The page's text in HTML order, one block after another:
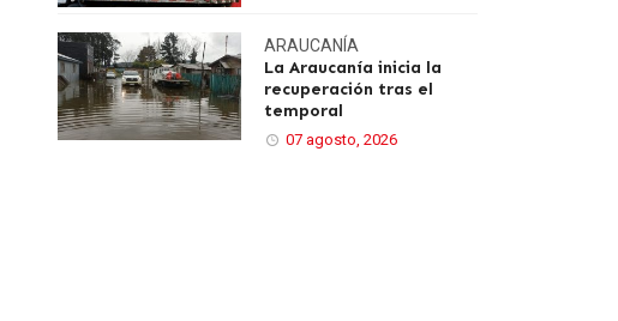
ARAUCANÍA
La Araucanía inicia la
recuperación tras el
temporal
07 agosto, 2026